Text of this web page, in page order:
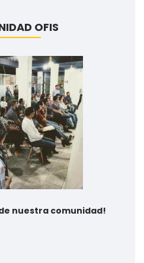
OFIS
nuestra comunidad!